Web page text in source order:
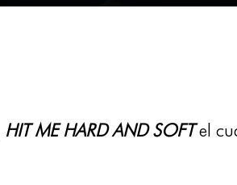
HIT ME HARD AND SOFTel